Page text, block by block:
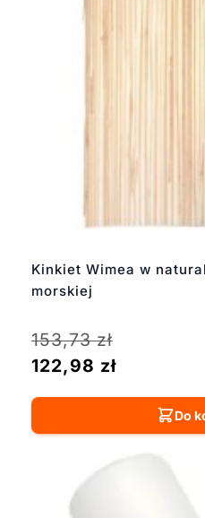
Kinkiet Wimea w
morskiej
153,73zł
122,98 zł
Do